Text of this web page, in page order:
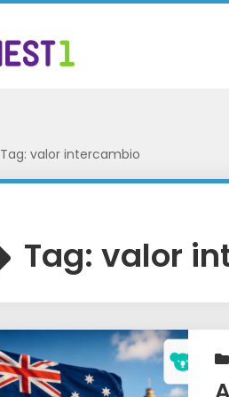
Tag: valor intercambio
Tag: valor